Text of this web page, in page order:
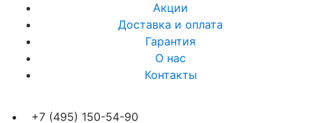
Акции
Доставка и оплата
Гарантия
О нас
Контакты
+7 (495) 150-54-90